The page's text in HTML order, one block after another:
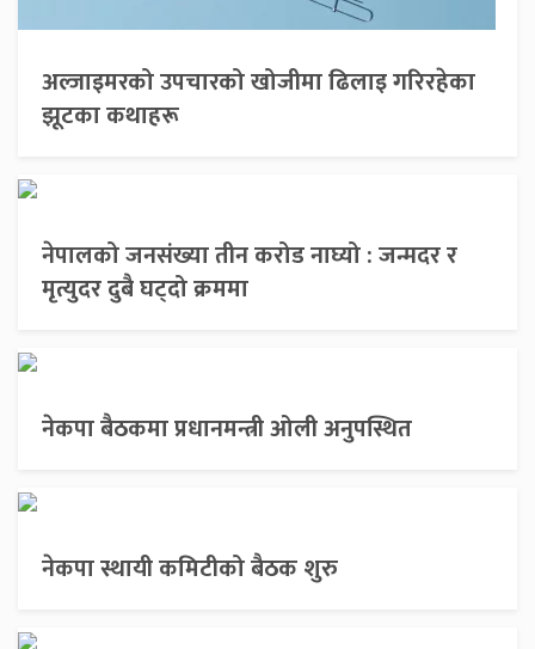
अल्जाइमरको उपचारको खोजीमा ढिलाइ गरिरहेका
झूटका कथाहरू
नेपालको जनसंख्या तीन करोड नाघ्यो : जन्मदर र
मृत्युदर दुबै घट्दो क्रममा
नेकपा बैठकमा प्रधानमन्त्री ओली अनुपस्थित
नेकपा स्थायी कमिटीको बैठक शुरु